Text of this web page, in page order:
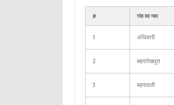
# गांव का नाम
1 अंधियारी
2 बहरारेखपुरा
3 बहरावली